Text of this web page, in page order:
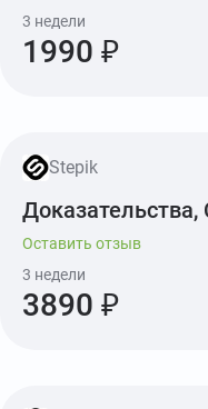
3 недели
1990 ₽
Stepik
Доказательства,
Оставить отзыв
3 недели
3890 ₽